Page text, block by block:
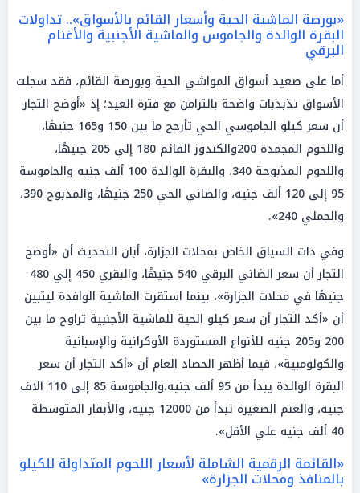
«بورصة الماشية الحية وأسعار القائم بالأسواق».. تداولات
البقرة الوالدة والجاموس والماشية الأجنبية والأغنام
البرقي
أما على صعيد أسواق المواشي الحية وبورصة القائم، فقد سجلت
الأسواق تذبذبات واضحة بالتزامن مع فترة العيد؛ إذ «أوضح التجار
أن سعر كيلو الجاموسي الحي تأرجح ما بين 150 و165 جنيهًا،
واللحوم المجمدة 200والكندوز القائم 180 إلي 205 جنيهًا،
واللحوم المذبوحة 340، والبقرة الوالدة 100 ألف جنيه والجاموسة
95 إلى 120 ألف جنيه، والضاني الحي 250 جنيهًا، والمذبوح 390،
والجملي 240».
وفي ذات السياق الخاص بمحلات الجزارة، أبان التحديث أن «أوضح
التجار أن سعر الضاني البرقي 540 جنيهًا، والبقري 450 إلي 480
جنيهًا في محلات الجزارة»، بينما استقرت الماشية الوافدة ليتبين
أن «أكد التجار أن سعر كيلو الحية للماشية الأجنبية تراوح ما بين
200 و205 جنيه للأنواع المستوردة الأوكرانية والإسبانية
والكولومبية»، فيما أظهر الحصاد العام أن «أكد التجار أن سعر
البقرة الوالدة يبدأ من 95 ألف جنيه،والجاموسة 85 إلى 110 آلاف
جنيه، والغنم الصغيرة تبدأ من 12000 جنيه، والأبقار المتوسطة
40 ألف جنيه علي الأقل».
«القائمة الرقمية الشاملة لأسعار اللحوم المتداولة للكيلو
بالمنافذ ومحلات الجزارة»